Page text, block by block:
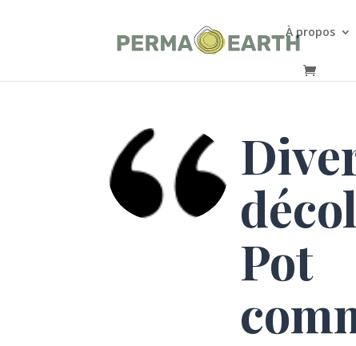
À propos
Pot